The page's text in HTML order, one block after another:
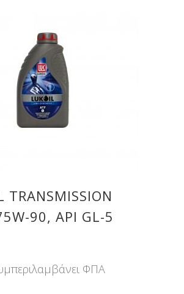
TRANSMISSION
90, API GL-5
ΦΠΑ